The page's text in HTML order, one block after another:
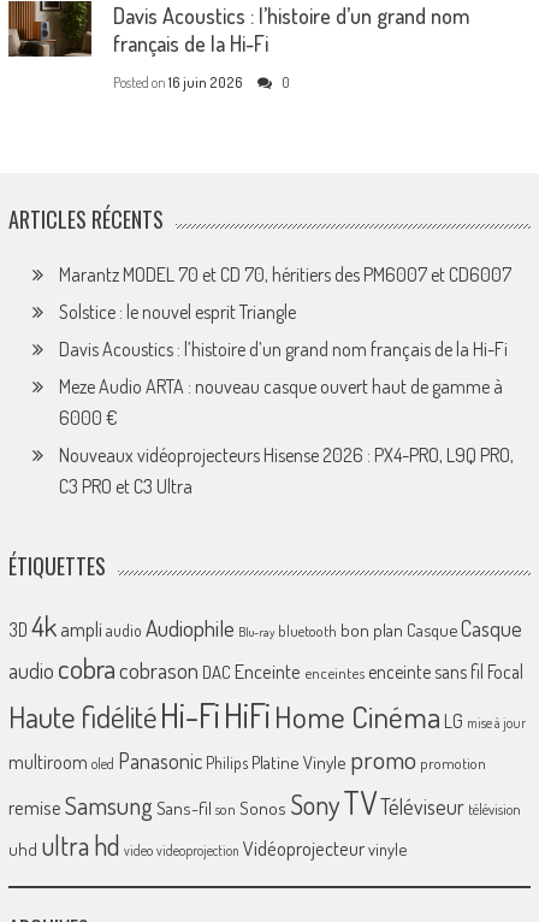
Davis Acoustics : l’histoire d’un grand nom
français de la Hi-Fi
Posted on 16 juin 2026 0
ARTICLES RÉCENTS
Marantz MODEL 70 et CD 70, héritiers des PM6007 et CD6007
Solstice : le nouvel esprit Triangle
Davis Acoustics : l’histoire d’un grand nom français de la Hi-Fi
Meze Audio ARTA : nouveau casque ouvert haut de gamme à
6000 €
Nouveaux vidéoprojecteurs Hisense 2026 : PX4-PRO, L9Q PRO,
C3 PRO et C3 Ultra
ÉTIQUETTES
3D 4k ampliaudio Audiophile Blu-ray bluetooth bon plan CasqueCasque
audio cobracobrason DAC Enceinte enceintes enceinte sans fil Focal
Haute fidélitéHi-FiHiFiHome Cinéma LG mise à jour
multiroom oled Panasonic Philips Platine Vinyle promo promotion
remiseSamsungSans-fil son Sonos SonyTVTéléviseur télévision
uhd ultra hd video videoprojection Vidéoprojecteurvinyle